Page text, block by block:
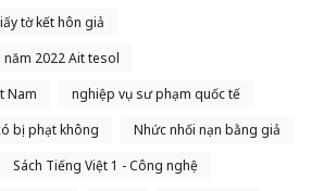
tờ kết hôn giả
2022 Ait tesol
Nam
nghiệp vụ sư phạm quốc tế
bị phạt không
Nhức nhối nạn bằng giả
Sách Tiếng Việt 1 - Công nghệ